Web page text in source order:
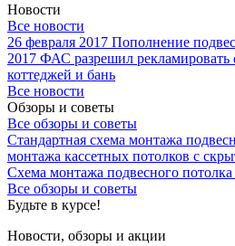
Новости
Все новости
26 февраля 2017 Пополнение
2017 ФАС разрешил рекламировать
коттеджей и бань
Все новости
Обзоры и советы
Все обзоры и советы
Стандартная схема монтажа
монтажа кассетных потолков с
Схема монтажа подвесного потолка
Все обзоры и советы
Будьте в курсе!
Новости, обзоры и акции